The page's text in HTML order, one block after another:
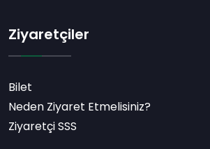
Ziyaretçiler
Bilet
Neden Ziyaret Etmelisiniz?
Ziyaretçi SSS